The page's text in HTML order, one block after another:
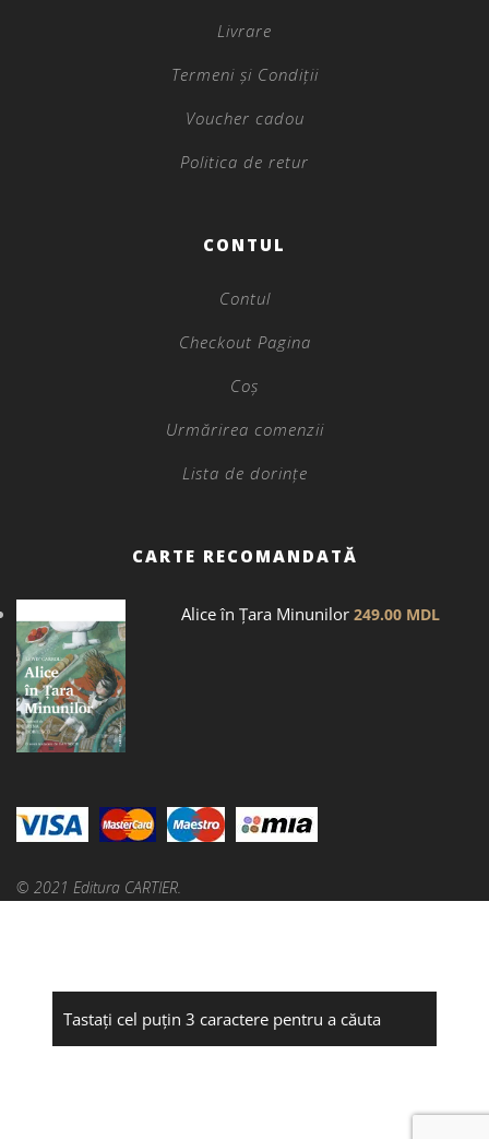
Livrare
Termeni și Condiții
Voucher cadou
Politica de retur
CONTUL
Contul
Checkout Pagina
Coș
Urmărirea comenzii
Lista de dorințe
CARTE RECOMANDATĂ
Alice în Țara Minunilor 249.00 MDL
© 2021 Editura CARTIER.